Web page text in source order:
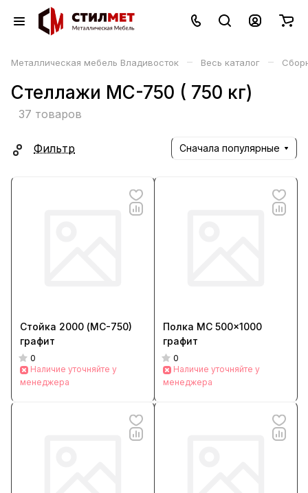
Металлическая мебель Владивосток – Весь каталог –
Стеллажи MC-750 ( 750 кг)
37 товаров
Фильтр Сначала популярные
Стойка 2000 (МС-750)
графит
0
Наличие уточняйте у
менеджера
Полка МС 500x1000
графит
0
Наличие уточняйте у
менеджера